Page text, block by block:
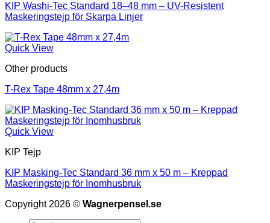
KIP Washi-Tec Standard 18–48 mm – UV-Resistent
Maskeringstejp för Skarpa Linjer
Quick View
Other products
T-Rex Tape 48mm x 27,4m
Quick View
KIP Tejp
KIP Masking-Tec Standard 36 mm x 50 m – Kreppad
Maskeringstejp för Inomhusbruk
Copyright 2026 © Wagnerpensel.se